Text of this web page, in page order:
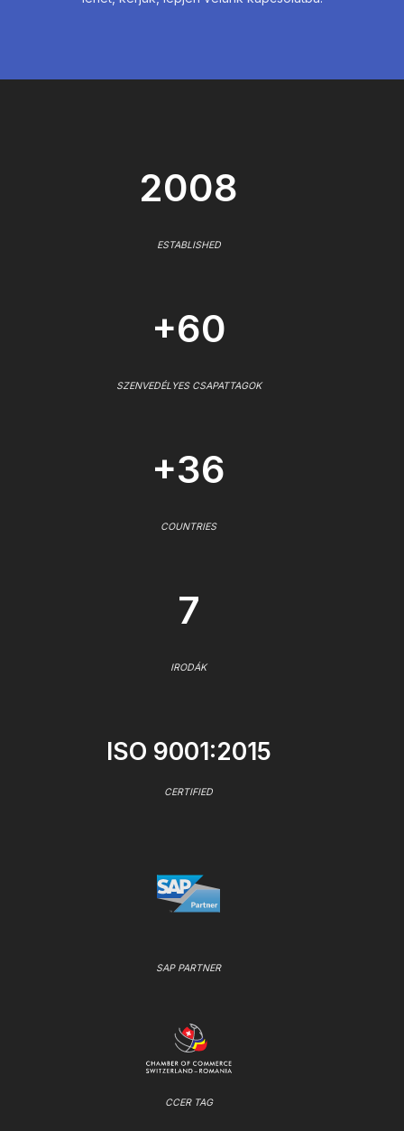
2008
ESTABLISHED
+60
SZENVEDÉLYES CSAPATTAGOK
+36
COUNTRIES
7
IRODÁK
ISO 9001:2015
CERTIFIED
SAP PARTNER
CCER TAG